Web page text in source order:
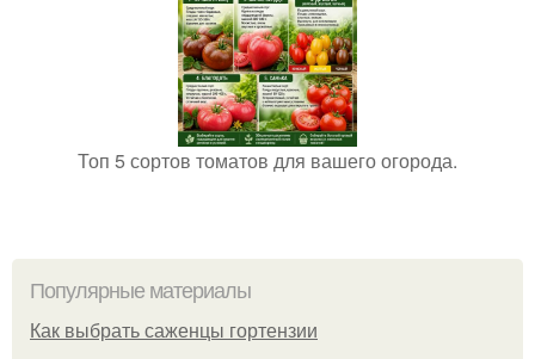
Топ 5 сортов томатов для вашего огорода.
Популярные материалы
Как выбрать саженцы гортензии